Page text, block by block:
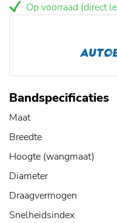
Op voorraad (direct
Bandspecificaties
Maat
Breedte
Hoogte (wangmaat)
Diameter
Draagvermogen
Snelheidsindex